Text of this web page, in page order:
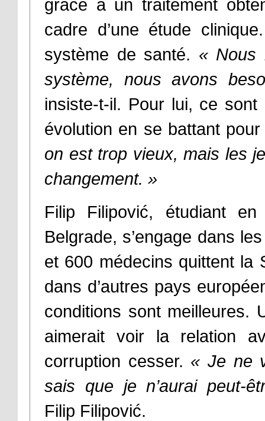
grâce à un traitement
cadre d’une étude
système de santé. « Nous
système, nous avons
insiste-t-il. Pour lui, ce
évolution en se battant
on est trop vieux, mais les
changement. »
Filip Filipović, étudiant
Belgrade, s’engage dans
et 600 médecins quittent la
dans d’autres pays
conditions sont meilleures.
aimerait voir la relation
corruption cesser. « Je ne
sais que je n’aurai peut-
Filip Filipović.